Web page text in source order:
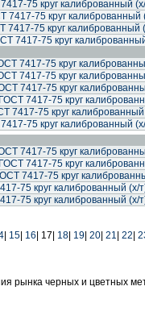
75 круг калиброванный
7417-75 круг
7417-75 круг
7417-75 круг
7417-75 круг
7417-75 круг
7417-75 круг
7417-75 круг
7417-75 круг
75 круг калиброванный
7417-75 круг
7417-75 круг
7417-75 круг
75 круг калиброванный
75 круг калиброванный
15 16 17| 18 19 20 21 22
рынка черных и цветных